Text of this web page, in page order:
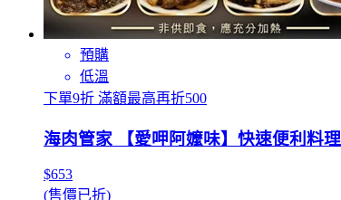
預購
低溫
下單9折 滿額最高再折500
海肉管家 【愛呷阿嬤味】快速便利料
$653
(售價已折)